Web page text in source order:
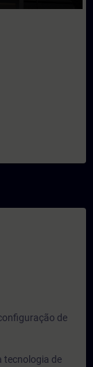
de
tecnologia de